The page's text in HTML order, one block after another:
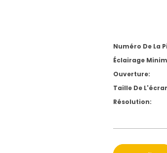
Numéro De La
Éclairage
Ouverture:
Taille De
Résolution: